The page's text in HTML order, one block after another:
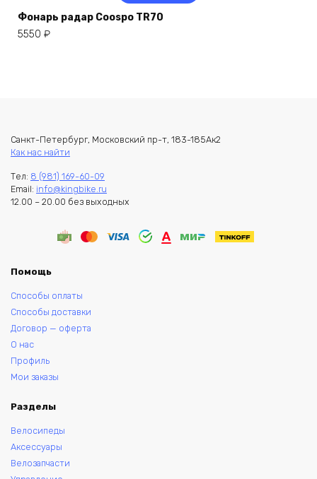
Фонарь радар Coospo TR70
5550 ₽
Санкт-Петербург, Московский пр-т, 183-185Ак2
Как нас найти
Тел: 8 (981) 169-60-09
Email: info@kingbike.ru
12.00 – 20.00 без выходных
Помощь
Способы оплаты
Способы доставки
Договор — оферта
О нас
Профиль
Мои заказы
Разделы
Велосипеды
Аксессуары
Велозапчасти